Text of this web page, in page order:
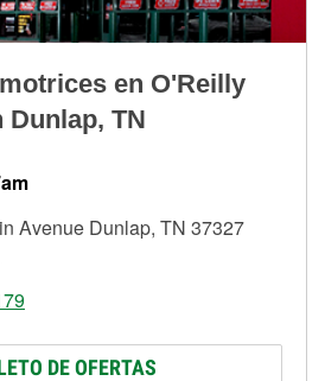
en O'Reilly
Dunlap, TN
Avenue Dunlap, TN 37327
DE OFERTAS